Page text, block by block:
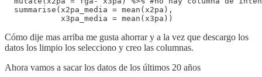
  summarise(x2pa_media = mean(x2pa),
            x3pa_media = mean(x3pa))
Cómo dije mas arriba me gusta ahorrar y a la vez que descargo los
datos los limpio los selecciono y creo las columnas.
Ahora vamos a sacar los datos de los últimos 20 años